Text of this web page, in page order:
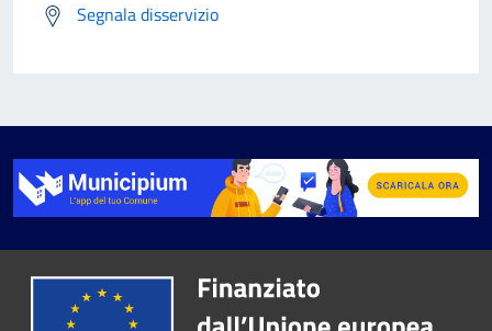
Segnala disservizio